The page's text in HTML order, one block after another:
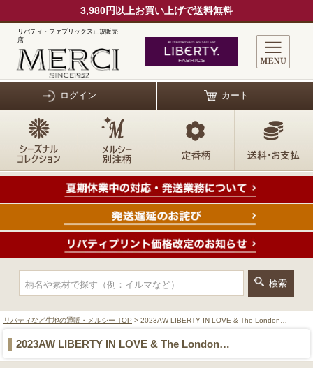
3,980円以上お買い上げで送料無料
リバティ・ファブリックス正規販売
店
ログイン カート
リバティなど生地の通販・メルシー TOP > 2023AW LIBERTY IN LOVE & The London…
2023AW LIBERTY IN LOVE & The London…